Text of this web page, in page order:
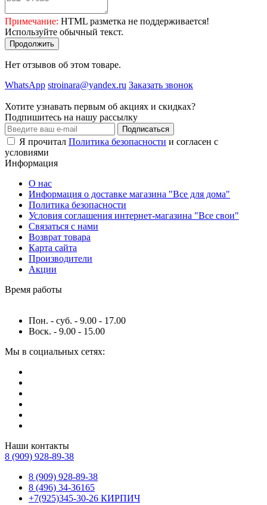
Примечание: HTML разметка не поддерживается!
Используйте обычный текст.
Продолжить
Нет отзывов об этом товаре.
WhatsApp stroinara@yandex.ru Заказать звонок
Хотите узнавать первым об акциях и скидках?
Подпишитесь на нашу рассылку
Подписаться
Я прочитал Политика безопасности и согласен с
условиями
Информация
О нас
Информация о доставке магазина "Все для дома"
Политика безопасности
Условия соглашения интернет-магазина "Все свои"
Связаться с нами
Возврат товара
Карта сайта
Производители
Акции
Время работы
Пон. - суб. - 9.00 - 17.00
Воск. - 9.00 - 15.00
Мы в социальных сетях:
Наши контакты
8 (909) 928-89-38
8 (909) 928-89-38
8 (496) 34-36165
+7(925)345-30-26 КИРПИЧ